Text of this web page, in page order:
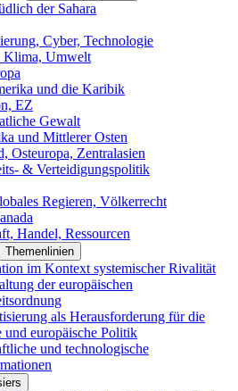
der Sahara
Cyber, Technologie
Klima, Umwelt
und die Karibik
EZ
Gewalt
und Mittlerer Osten
Osteuropa, Zentralasien
& Verteidigungspolitik
Regieren, Völkerrecht
Handel, Ressourcen
Themenlinien
im Kontext systemischer Rivalität
der europäischen
als Herausforderung für die
und europäische Politik
und technologische